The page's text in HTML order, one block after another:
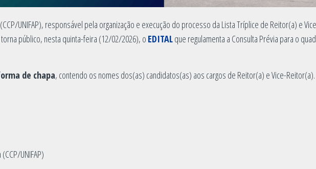
UNIFAP), responsável pela organização e execução do processo da Lista Tríplice de Reitor(a) e
público, nesta quinta-feira (12/02/2026), o EDITALque regulamenta a Consulta Prévia para o
de chapa, contendo os nomes dos(as) candidatos(as) aos cargos de Reitor(a) e Vice-Reitor(a).
UNIFAP)